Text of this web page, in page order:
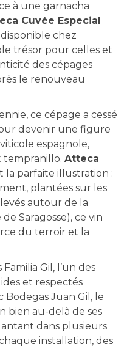
à une garnacha
Cuvée Especial
chez
trésor pour celles et
des cépages
le renouveau
ce cépage a cessé
devenir une figure
espagnole,
tempranillo. Atteca
la parfaite illustration :
plantées sur les
autour de la
Saragosse), ce vin
du terroir et la
Gil, l’un des
et respectés
Bodegas Juan Gil, le
bien au-delà de ses
dans plusieurs
installation, des